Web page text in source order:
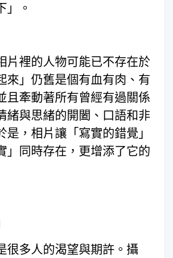
」。
裡的人物可能已不存在於
來」仍舊是個有血有肉、有
且牽動著所有曾經有過關係
緒與思緒的開闔、口語和非
是，相片讓「寫實的錯覺」
」同時存在，更增添了它的
多人的渴望與期許。攝